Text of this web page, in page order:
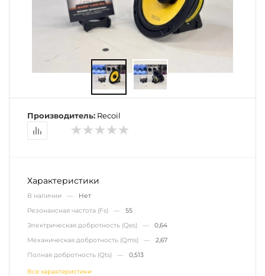
Производитель: Recoil
Характеристики
В наличии — Нет
Резонансная частота (Fs) — 55
Электрическая добротность (Qes) — 0,64
Механическая добротность (Qms) — 2,67
Полная добротность (Qts) — 0,513
Все характеристики